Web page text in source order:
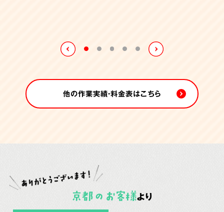
他の作業実績・料金表はこちら
京都 の お客様より